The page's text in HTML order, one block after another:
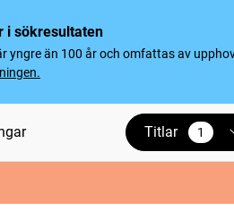
i sökresultaten
yngre än 100 år och omfattas av
Titlar 1
vald